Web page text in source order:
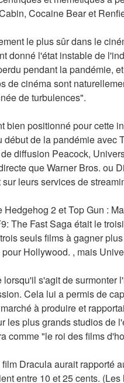
Cocaine Bear et
le plus sûr dans le
donné l'état instable de
pendant la pandémie,
de cinéma sont
de turbulences".
bien positionné pour cette
de la pandémie avec
diffusion Peacock,
que Warner Bros. ou
leurs services de
2 et Top Gun :
The Fast Saga était le
seuls films à gagner
Hollywood. , mais
s'agit de surmonter
Cela lui a permis de
à produire et
les plus grands studios de
comme "le roi des films
Dracula aurait rapporté
entre 10 et 25 cents.